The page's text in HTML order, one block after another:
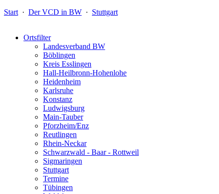
Start · Der VCD in BW · Stuttgart
Ortsfilter
Landesverband BW
Böblingen
Kreis Esslingen
Hall-Heilbronn-Hohenlohe
Heidenheim
Karlsruhe
Konstanz
Ludwigsburg
Main-Tauber
Pforzheim/Enz
Reutlingen
Rhein-Neckar
Schwarzwald - Baar - Rottweil
Sigmaringen
Stuttgart
Termine
Tübingen